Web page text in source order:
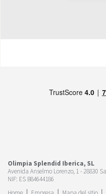
Olimpia Splendid Iberica, SL
Avenida Anselmo Lorenzo, 1 - 28830
NIF: ES B84644186